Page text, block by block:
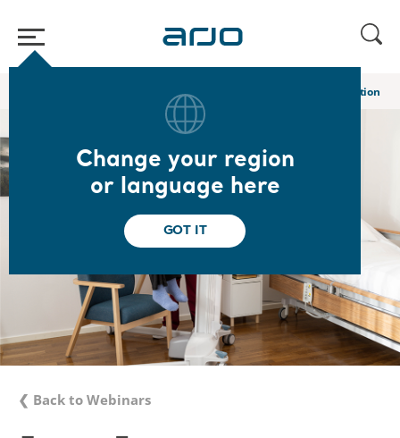
Change your region
or language here
GOT IT
Academy webinars & e-learnings [2/4] Harnais - Gestion
❮ Back to Webinars